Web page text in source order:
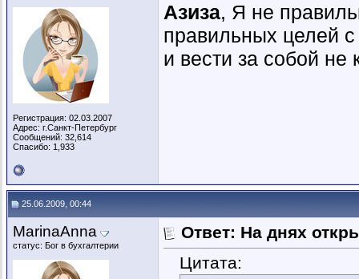
Регистрация: 02.03.2007
Адрес: г.Санкт-Петербург
Сообщений: 32,614
Спасибо: 1,933
Азиза, Я не
правильных целей
и вести за собой
25.06.2009, 00:44
MarinaAnna
статус: Бог в бухгалтерии
Ответ: На днях
Цитата: